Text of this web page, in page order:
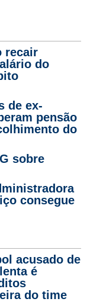
recair
do
de ex-
pensão
do
sobre
consegue
acusado de
é
do time